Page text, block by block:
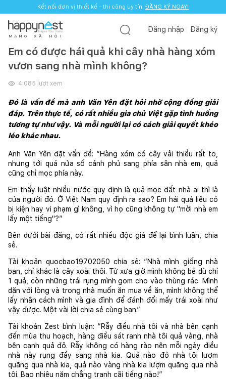
Kết nối đơn vị thiết kế - thi công uy tín. ĐĂNG KÝ NGAY!
M Ạ N G X Ã H Ộ I
Đăng nhập Đăng ký
Em có được hái quả khi cây nhà hàng xóm
vươn sang nhà mình không?
4.085 lượt xem
Đó là vấn đề mà anh Văn Yên đặt hỏi nhờ cộng đồng giải
đáp. Trên thực tế, có rất nhiều gia chủ Việt gặp tình huống
tương tự như vậy. Và mỗi người lại có cách giải quyết khéo
léo khác nhau.
Anh Văn Yên đặt vấn đề: “Hàng xóm có cây vải thiều rất to,
nhưng tới quá nửa số cảnh phủ sang phía sân nhà em, quả
cũng chỉ mọc phía này.
Em thấy luật nhiều nước quy định là quả mọc đất nhà ai thì là
của người đó. Ở Việt Nam quy định ra sao? Em hái quả liệu có
bị kiện hay vi phạm gì không, vì họ cũng không tự "mời nhà em
lấy một tiếng"?”
Bên dưới bài đăng, có rất nhiều độc giả để lại bình luận, chia
sẻ.
Tài khoản quocbao19702050 chia sẻ: “Nhà mình giống nhà
bạn, chỉ khác là cây xoài thôi. Từ xưa giờ mình không bẻ dù chỉ
1 quả, còn những trái rụng mình gom cho vào thùng rác. Mình
dặn với lòng và trong nhà muốn ăn mua về ăn, mình không thể
lấy nhân cách mình và gia đình để đánh đổi mấy trái xoài như
vậy được. Một vài lời chia sẻ cùng bạn.”
Tài khoản Zest bình luận: “Rẫy điều nhà tôi và nhà bên cạnh
đến mùa thu hoạch, hàng điều sát ranh nhà tôi quả vàng, nhà
bên cạnh quả đỏ. Rẫy không có hàng rào nên mỗi ngày điều
nhà này rụng đầy sang nhà kia. Quả nào đỏ nhà tôi lượm
quăng qua nhà kia, quả nào vàng nhà kia lượm quăng qua nhà
tôi. Bao nhiêu năm chẳng tranh cãi tiếng nào!”